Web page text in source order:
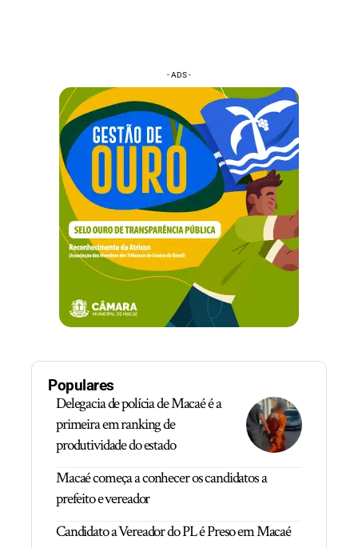
- ADS -
Populares
Delegacia de polícia de Macaé é a
primeira em ranking de
produtividade do estado
Macaé começa a conhecer os candidatos a
prefeito e vereador
Candidato a Vereador do PL é Preso em Macaé